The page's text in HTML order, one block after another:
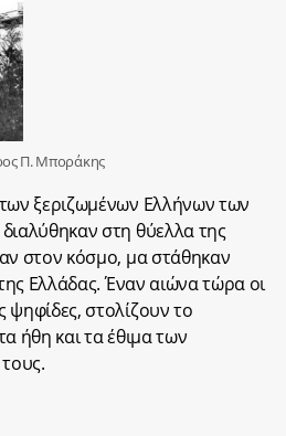
Π. Μποράκης
ξεριζωμένων Ελλήνων των
στη θύελλα της
στον κόσμο, μα στάθηκαν
της Ελλάδας. Έναν αιώνα τώρα οι
ψηφίδες, στολίζουν το
ήθη και τα έθιμα των